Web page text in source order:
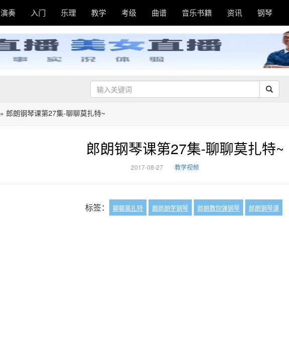
演奏 入门 乐理 教学 考级 曲谱 音乐书籍 资讯 钢琴
» 郎朗钢琴课第27集-聊聊莫扎特~
郎朗钢琴课第27集-聊聊莫扎特~
2017-08-27 教学视频
标签： 聊聊莫扎特 跟郎朗学钢琴 郎朗教你弹钢琴 郎朗钢琴课